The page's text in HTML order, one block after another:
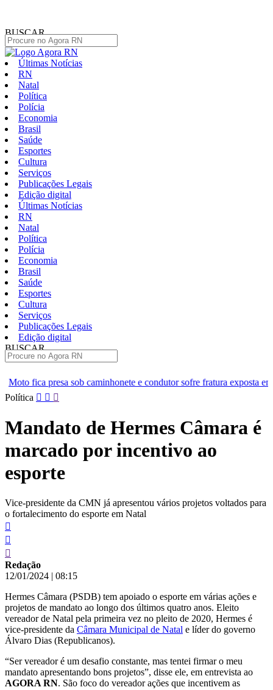
BUSCAR
Últimas Notícias
RN
Natal
Política
Polícia
Economia
Brasil
Saúde
Esportes
Cultura
Serviços
Publicações Legais
Edição digital
Últimas Notícias
RN
Natal
Política
Polícia
Economia
Brasil
Saúde
Esportes
Cultura
Serviços
Publicações Legais
Edição digital
BUSCAR
e condutor sofre fratura exposta em Natal
[VÍDEO]
Pular
conteúdo
Política
Mandato de Hermes Câmara é
marcado por incentivo ao
esporte
Vice-presidente da CMN já apresentou vários projetos voltados para
o fortalecimento do esporte em Natal
Redação
12/01/2024 | 08:15
Hermes Câmara (PSDB) tem apoiado o esporte em várias ações e
projetos de mandato ao longo dos últimos quatro anos. Eleito
vereador de Natal pela primeira vez no pleito de 2020, Hermes é
vice-presidente da Câmara Municipal de Natal e líder do governo
Álvaro Dias (Republicanos).
“Ser vereador é um desafio constante, mas tentei firmar o meu
mandato apresentando bons projetos”, disse ele, em entrevista ao
AGORA RN. São foco do vereador ações que incentivem as